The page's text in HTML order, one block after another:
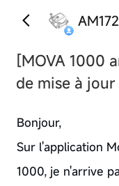
[MOVA 1000
de mise à
Bonjour,
Sur l'application
1000, je n'arrive